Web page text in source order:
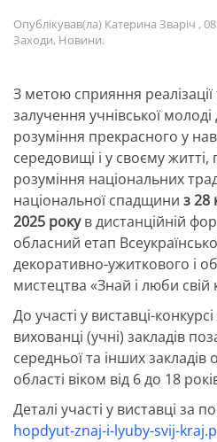
Опублікував(ла) Катерина Зваріч ,
Заходи, Новини.
З метою сприяння
залучення учнівської молоді
розуміння прекрасного у
середовищі і у своєму
розуміння національних
національної спадщини з 28
2025 рокув дистанційній
обласний етап
декоративно-ужиткового і
мистецтва «Знай і люби свій
До участі у виставці-
вихованці (учні) закладів
середньої та інших закладів
області віком від 6 до 18
Деталі участі у виставці за
hopdyut-znaj-i-lyuby-svij-